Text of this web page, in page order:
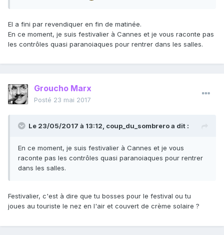
EI a fini par revendiquer en fin de matinée.
En ce moment, je suis festivalier à Cannes et je vous raconte pas
les contrôles quasi paranoiaques pour rentrer dans les salles.
Groucho Marx
Posté 23 mai 2017
Le 23/05/2017 à 13:12, coup_du_sombreroa dit :
En ce moment, je suis festivalier à Cannes et je vous
raconte pas les contrôles quasi paranoiaques pour rentrer
dans les salles.
Festivalier, c'est à dire que tu bosses pour le festival ou tu
joues au touriste le nez en l'air et couvert de crème solaire ?